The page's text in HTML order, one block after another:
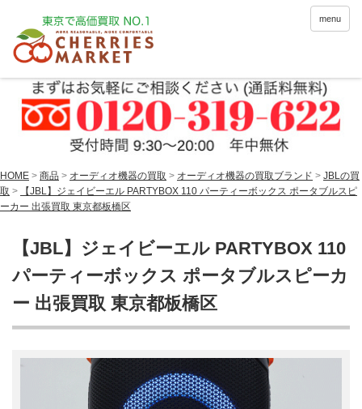
menu
HOME > 商品 > オーディオ機器の買取 > オーディオ機器の買取ブランド > JBLの買
取 >
【JBL】ジェイビーエル PARTYBOX 110 パーティーボックス ポータブルスピ
ーカー 出張買取 東京都板橋区
【JBL】ジェイビーエル PARTYBOX 110
パーティーボックス ポータブルスピーカ
ー 出張買取 東京都板橋区